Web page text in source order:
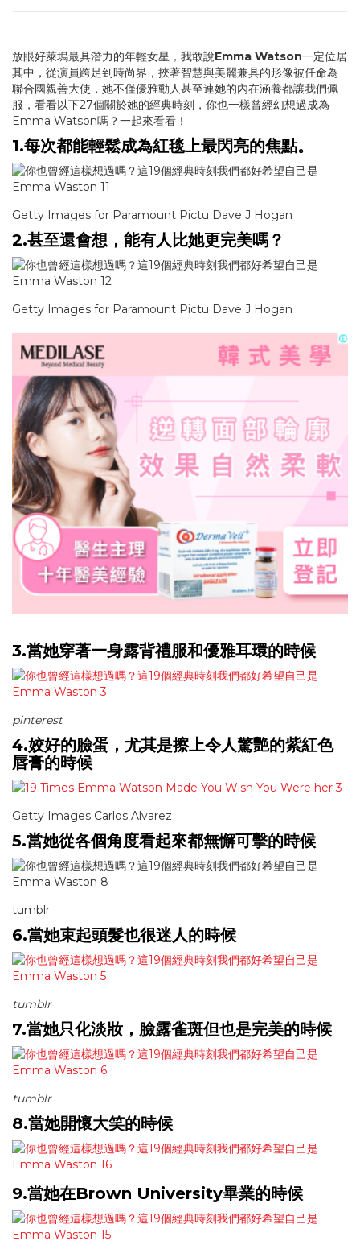
放眼好萊塢最具潛力的年輕女星，我敢說Emma Watson一定位居
其中，從演員跨足到時尚界，挾著智慧與美麗兼具的形像被任命為
聯合國親善大使，她不僅優雅動人甚至連她的內在涵養都讓我們佩
服，看看以下27個關於她的經典時刻，你也一樣曾經幻想過成為
Emma Watson嗎？一起來看看！
1.每次都能輕鬆成為紅毯上最閃亮的焦點。
Getty Images for Paramount Pictu Dave J Hogan
2.甚至還會想，能有人比她更完美嗎？
Getty Images for Paramount Pictu Dave J Hogan
3.當她穿著一身露背禮服和優雅耳環的時候
pinterest
4.姣好的臉蛋，尤其是擦上令人驚艷的紫紅色
唇膏的時候
Getty Images Carlos Alvarez
5.當她從各個角度看起來都無懈可擊的時候
tumblr
6.當她束起頭髮也很迷人的時候
tumblr
7.當她只化淡妝，臉露雀斑但也是完美的時候
tumblr
8.當她開懷大笑的時候
9.當她在Brown University畢業的時候